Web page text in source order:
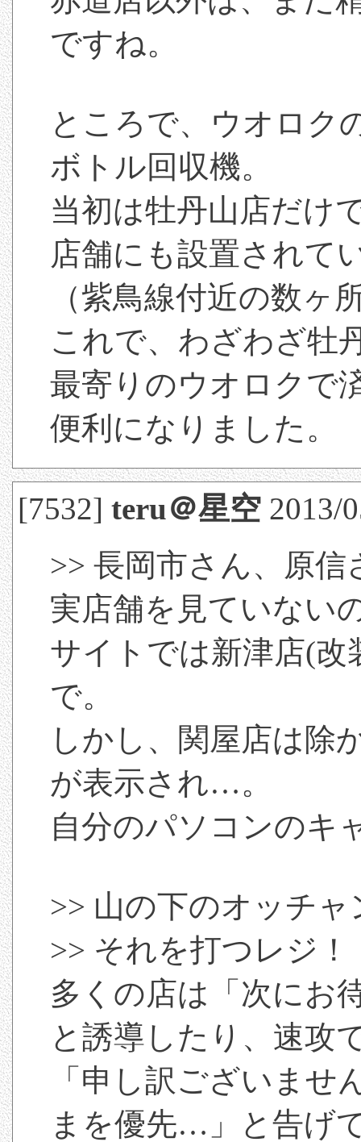
ですね。
ところで、ウオロク
ボトル回収機。
当初は牡丹山店だけ
店舗にも設置されて
（紫鳥線付近の数ヶ
これで、わざわざ牡
最寄りのウオロクで
便利になりました。
[7532]teru＠星空 2013/
>> 長岡市さん、原信
実店舗を見ていない
サイトでは新津店(
で。
しかし、関屋店は除
が表示され…。
自分のパソコンのキ
>> 山の下のオッチャ
>> それを打つレジ！
多くの店は「次にお
と誘導したり、速攻
「申し訳ございま
まを優先…」と告げ